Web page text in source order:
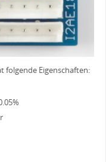
folgende Eigenschaften: